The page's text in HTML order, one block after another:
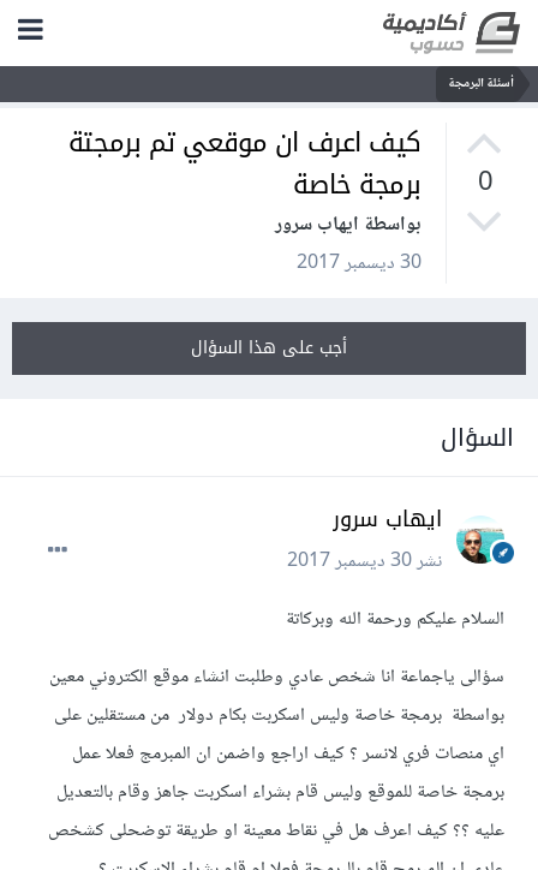
أسئلة البرمجة
0
كيف اعرف ان موقعي تم برمجتة
برمجة خاصة
بواسطة ايهاب سرور
30 ديسمبر 2017
أجب على هذا السؤال
السؤال
ايهاب سرور
نشر30 ديسمبر 2017
السلام عليكم ورحمة الله وبركاتة
سؤالى ياجماعة انا شخص عادي وطلبت انشاء موقع الكتروني معين
بواسطة برمجة خاصة وليس اسكربت بكام دولار من مستقلين على
اي منصات فري لانسر ؟ كيف اراجع واضمن ان المبرمج فعلا عمل
برمجة خاصة للموقع وليس قام بشراء اسكربت جاهز وقام بالتعديل
عليه ؟؟ كيف اعرف هل في نقاط معينة او طريقة توضحلى كشخص